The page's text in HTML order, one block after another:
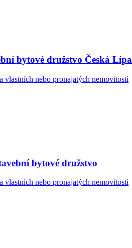
bytové družstvo Česká Lípa
vlastních nebo pronajatých nemovitostí
bytové družstvo
vlastních nebo pronajatých nemovitostí